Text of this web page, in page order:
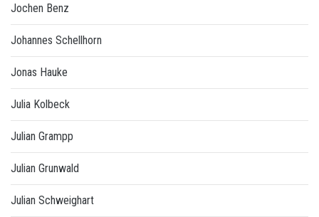
Jochen Benz
Johannes Schellhorn
Jonas Hauke
Julia Kolbeck
Julian Grampp
Julian Grunwald
Julian Schweighart